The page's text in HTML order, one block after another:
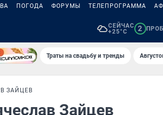
ПОГОДА ФОРУМЫ ТЕЛЕПРОГРАММА
СЕЙЧАС
+25°C
2
Траты на свадьбу и тренды
ЗАЙЦЕВ
Зайцев